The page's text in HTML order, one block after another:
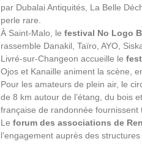
par Dubalai Antiquités, La Belle
perle rare.
À Saint-Malo, le festival No Logo
rassemble Danakil, Taïro, AYO,
Livré-sur-Changeon accueille le
Ojos et Kanaille animent la scène,
Pour les amateurs de plein air, le
de 8 km autour de l’étang, du bois
française de randonnée fournissent
Le forum des associations de
l’engagement auprès des